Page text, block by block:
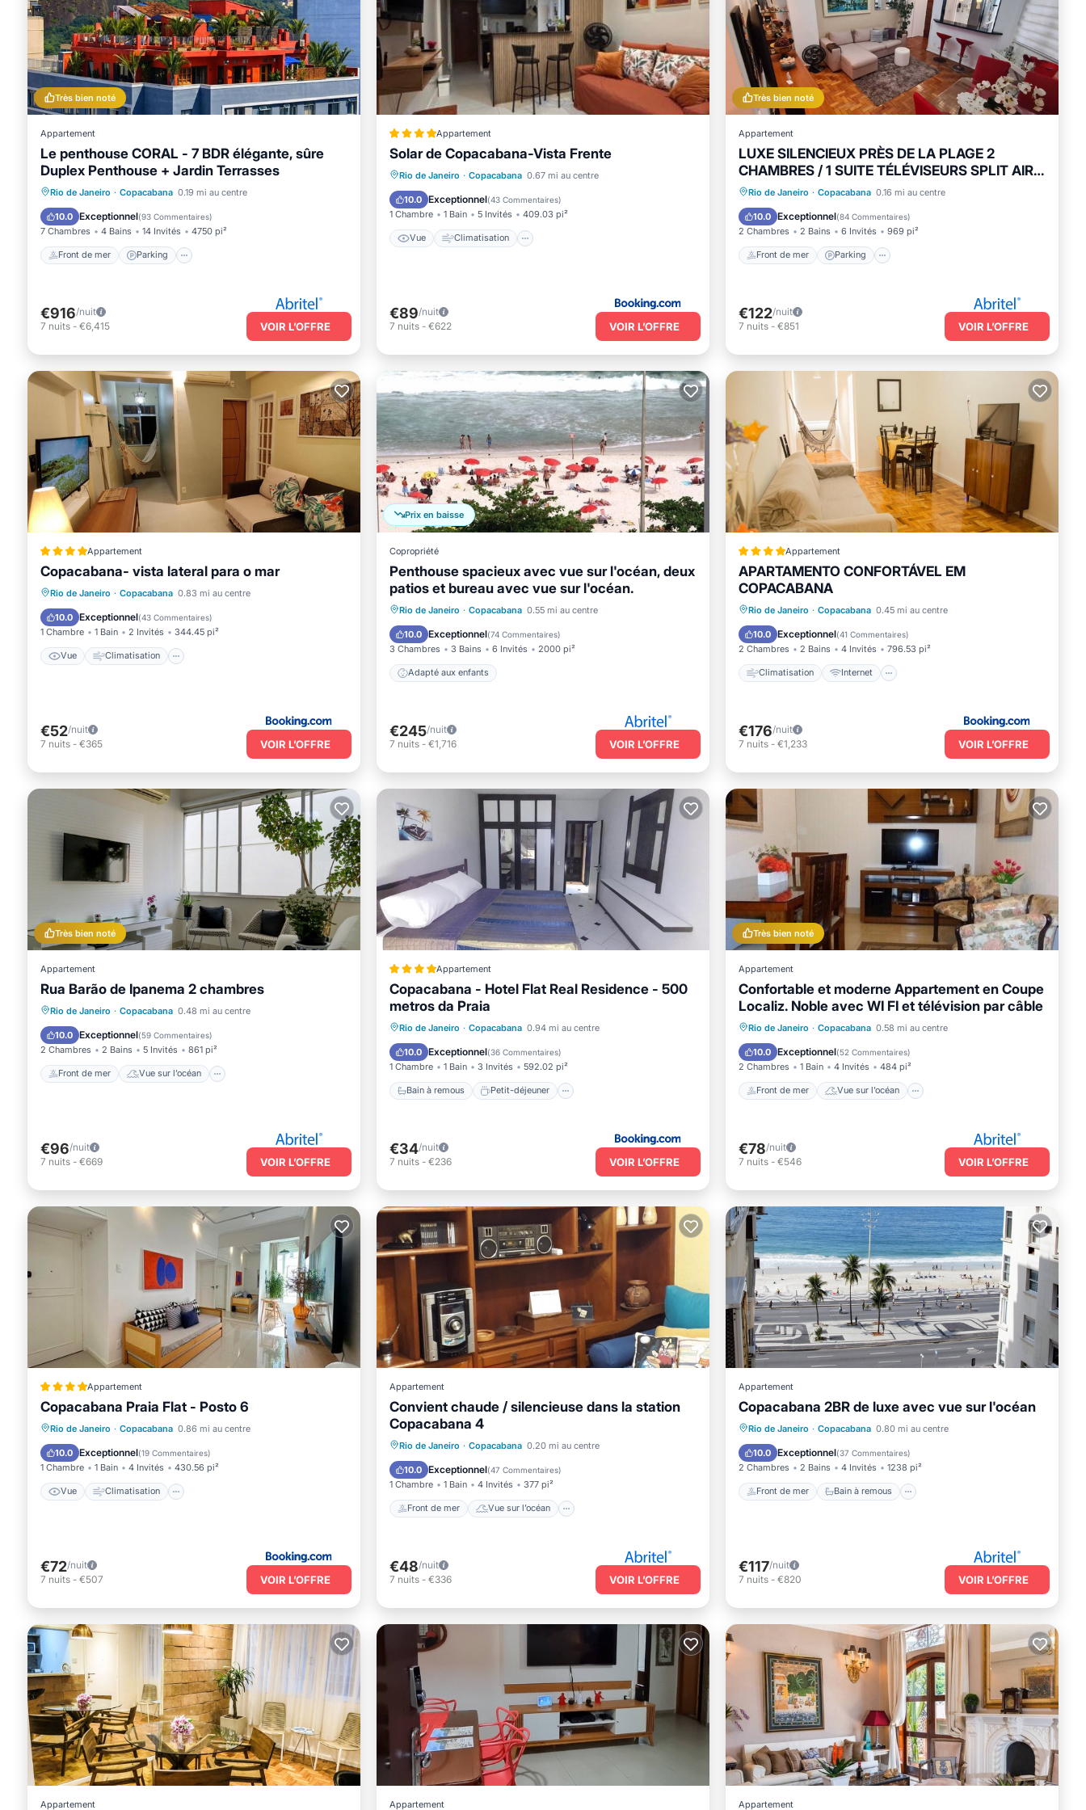
Très bien noté
Appartement
Le penthouse CORAL - 7 BDR élégante, sûre
Duplex Penthouse + Jardin Terrasses
Rio de Janeiro · Copacabana 0.19 mi au centre
10.0 Exceptionnel(93 Commentaires)
7 Chambres 4 Bains 14 Invités 4750 pi²
Front de mer Parking
Front de mer
Parking
Vue sur l’océan
Balcon/Terrasse
€916/nuit
7 nuits - €6,415 VOIR L’OFFRE
Appartement
Solar de Copacabana-Vista Frente
Rio de Janeiro · Copacabana 0.67 mi au centre
10.0 Exceptionnel(43 Commentaires)
1 Chambre 1 Bain 5 Invités 409.03 pi²
Vue Climatisation
Vue Climatisation
Internet
Accessibilité
€89/nuit
7 nuits - €622 VOIR L’OFFRE
Très bien noté
Appartement
LUXE SILENCIEUX PRÈS DE LA PLAGE 2
CHAMBRES / 1 SUITE TÉLÉVISEURS SPLIT AIR
SÉCURITÉ WIFI 24
Rio de Janeiro · Copacabana 0.16 mi au centre
10.0 Exceptionnel(84 Commentaires)
2 Chambres 2 Bains 6 Invités 969 pi²
Front de mer Parking
Front de mer
Parking
Vue sur l’océan
Balcon/Terrasse
€122/nuit
7 nuits - €851 VOIR L’OFFRE
Appartement
Copacabana- vista lateral para o mar
Rio de Janeiro · Copacabana 0.83 mi au centre
10.0 Exceptionnel(43 Commentaires)
1 Chambre 1 Bain 2 Invités 344.45 pi²
Vue Climatisation
Vue Climatisation
Internet
Adapté aux enfants
€52/nuit
7 nuits - €365 VOIR L’OFFRE
Prix en baisse
Copropriété
Penthouse spacieux avec vue sur l'océan, deux
patios et bureau avec vue sur l'océan.
Rio de Janeiro · Copacabana 0.55 mi au centre
10.0 Exceptionnel(74 Commentaires)
3 Chambres 3 Bains 6 Invités 2000 pi²
Adapté aux enfants
Adapté aux enfants
€245/nuit
7 nuits - €1,716 VOIR L’OFFRE
Appartement
APARTAMENTO CONFORTÁVEL EM
COPACABANA
Rio de Janeiro · Copacabana 0.45 mi au centre
10.0 Exceptionnel(41 Commentaires)
2 Chambres 2 Bains 4 Invités 796.53 pi²
Climatisation Internet
Climatisation Internet
Accessibilité
Sécurité/Sûreté
€176/nuit
7 nuits - €1,233 VOIR L’OFFRE
Très bien noté
Appartement
Rua Barão de Ipanema 2 chambres
Rio de Janeiro · Copacabana 0.48 mi au centre
10.0 Exceptionnel(59 Commentaires)
2 Chambres 2 Bains 5 Invités 861 pi²
Front de mer Vue sur l’océan
Front de mer Vue sur l’océan
Cuisine
€96/nuit
7 nuits - €669 VOIR L’OFFRE
Appartement
Copacabana - Hotel Flat Real Residence - 500
metros da Praia
Rio de Janeiro · Copacabana 0.94 mi au centre
10.0 Exceptionnel(36 Commentaires)
1 Chambre 1 Bain 3 Invités 592.02 pi²
Bain à remous Petit-déjeuner
Bain à remous
Petit-déjeuner
Piscine
Vue sur l’océan
€34/nuit
7 nuits - €236 VOIR L’OFFRE
Très bien noté
Appartement
Confortable et moderne Appartement en Coupe
Localiz. Noble avec WI FI et télévision par câble
Rio de Janeiro · Copacabana 0.58 mi au centre
10.0 Exceptionnel(52 Commentaires)
2 Chambres 1 Bain 4 Invités 484 pi²
Front de mer Vue sur l’océan
Front de mer Vue sur l’océan
Cuisine
€78/nuit
7 nuits - €546 VOIR L’OFFRE
Appartement
Copacabana Praia Flat - Posto 6
Rio de Janeiro · Copacabana 0.86 mi au centre
10.0 Exceptionnel(19 Commentaires)
1 Chambre 1 Bain 4 Invités 430.56 pi²
Vue Climatisation
Vue Climatisation
Internet
Animaux acceptés
€72/nuit
7 nuits - €507 VOIR L’OFFRE
Appartement
Convient chaude / silencieuse dans la station
Copacabana 4
Rio de Janeiro · Copacabana 0.20 mi au centre
10.0 Exceptionnel(47 Commentaires)
1 Chambre 1 Bain 4 Invités 377 pi²
Front de mer Vue sur l’océan
Front de mer Vue sur l’océan
Cuisine
€48/nuit
7 nuits - €336 VOIR L’OFFRE
Appartement
Copacabana 2BR de luxe avec vue sur l'océan
Rio de Janeiro · Copacabana 0.80 mi au centre
10.0 Exceptionnel(37 Commentaires)
2 Chambres 2 Bains 4 Invités 1238 pi²
Front de mer Bain à remous
Front de mer
Bain à remous
Vue sur l’océan
Vue
€117/nuit
7 nuits - €820 VOIR L’OFFRE
Appartement Appartement Appartement